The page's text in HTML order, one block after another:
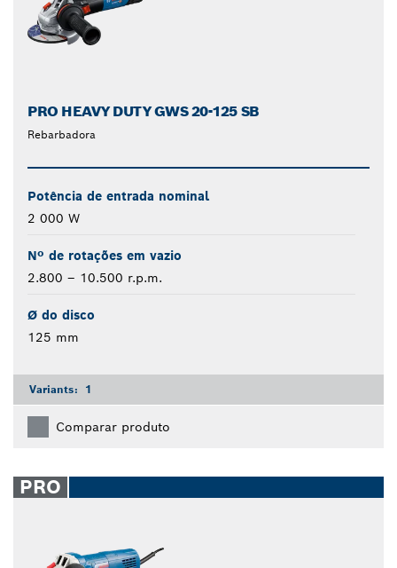
PRO HEAVY DUTY GWS 20-125 SB
Rebarbadora
Potência de entrada nominal
2 000 W
Nº de rotações em vazio
2.800 – 10.500 r.p.m.
Ø do disco
125 mm
Variants: 1
Comparar produto
PRO